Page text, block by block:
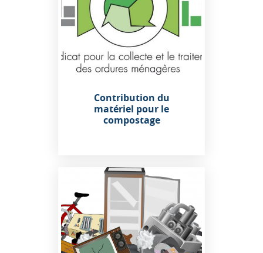
Contribution du
matériel pour le
compostage